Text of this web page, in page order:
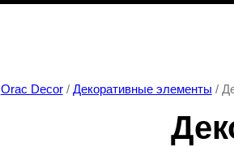
Orac Decor/ Декоративные элементы /